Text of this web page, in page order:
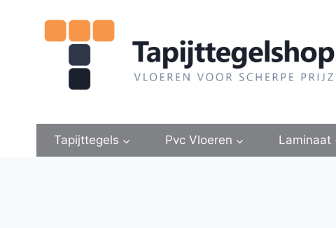
Tapijttegels Pvc Vloeren Laminaat